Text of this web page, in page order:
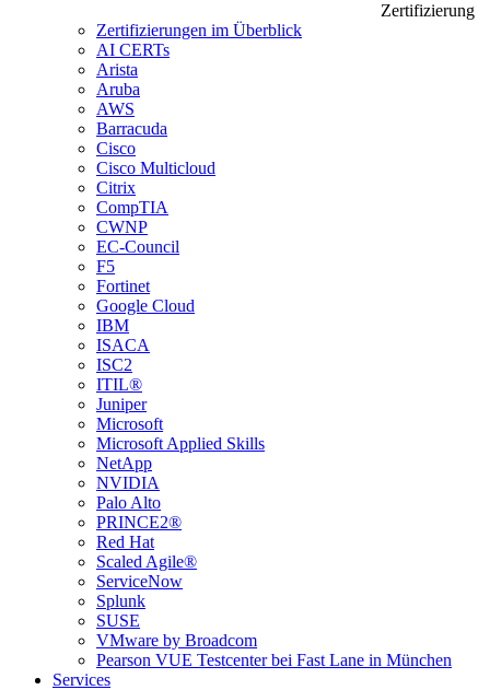
Zertifizierung
Zertifizierungen im Überblick
AI CERTs
Arista
Aruba
AWS
Barracuda
Cisco
Cisco Multicloud
Citrix
CompTIA
CWNP
EC-Council
F5
Fortinet
Google Cloud
IBM
ISACA
ISC2
ITIL®
Juniper
Microsoft
Microsoft Applied Skills
NetApp
NVIDIA
Palo Alto
PRINCE2®
Red Hat
Scaled Agile®
ServiceNow
Splunk
SUSE
VMware by Broadcom
Pearson VUE Testcenter bei Fast Lane in München
Services